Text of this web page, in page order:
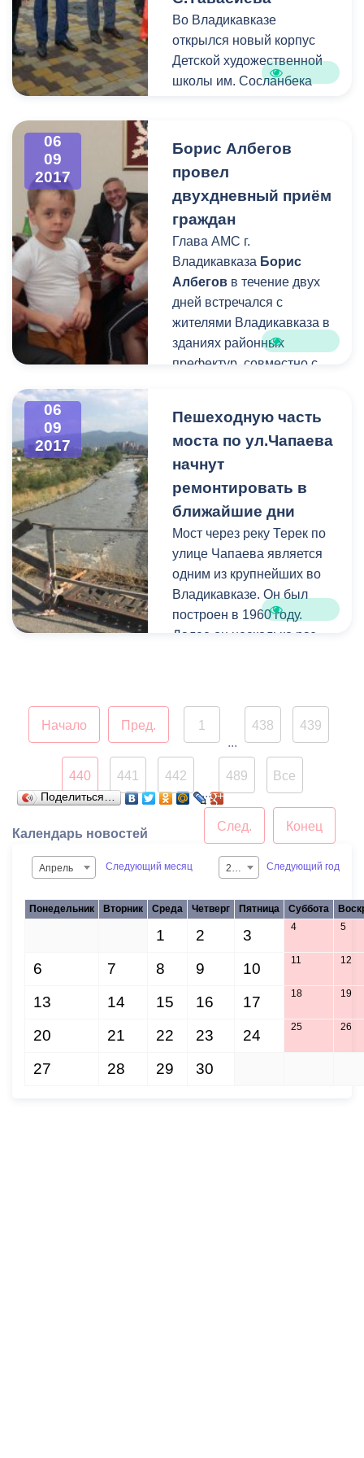
Во Владикавказе
открылся новый корпус
Детской художественной
школы им. Сосланбека
стиле построили на
двора учреждения, что не
нарушило вид на
фасадную часть
старинного сооружения.
06
09
2017
Борис Албегов
провел
двухдневный приём
граждан
Глава АМС г.
Владикавказа Борис
Албегов в течение двух
дней встречался с
жителями Владикавказа в
зданиях районных
префектур, совместно с
подразделений городской
администрации.
06
09
2017
Пешеходную часть
моста по ул.Чапаева
начнут
ремонтировать в
ближайшие дни
Мост через реку Терек по
улице Чапаева является
одним из крупнейших во
Владикавказе. Он был
построен в 1960 году.
Далее он несколько раз
автомобильного
движения, так как
изначально он
конструировался как
трамвайный.
Начало Пред.
1
...
438 439
440 441
442
...
489 Все
Конец
След.
Поделиться…
Календарь новостей
Апрель Следующий месяц 2015 Следующий год
Понедельник Вторник Среда Четверг Пятница Суббота
1 2 3 4 5
6 7 8 9 10 11 12
13 14 15 16 17 18 19
20 21 22 23 24 25 26
27 28 29 30